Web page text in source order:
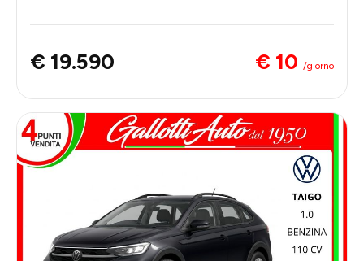
€ 19.590 € 10 /giorno